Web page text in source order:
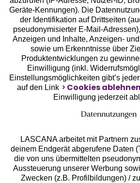
Unsere Apps
Services
Geräte-Kennungen). Die
der Identifikation auf Drittseiten
pseudonymisierter E-Mail-
Anzeigen und Inhalte, Anzeigen-
sowie um Erkenntnisse über
Produktentwicklungen zu
Einwilligung (inkl.
Einstellungsmöglichkeiten gibt’s
auf den Link
Cookies ablehnen
Einwilligung jederzeit
Datennutzungen
LASCANA arbeitet mit Partnern
deinem Endgerät abgerufene Daten
die von uns übermittelten
Aussteuerung unserer Werbung
Zwecken (z.B. Profilbildungen) /